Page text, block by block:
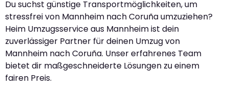
Du suchst günstige Transportmöglichkeiten, um
stressfrei von Mannheim nach Coruña umzuziehen?
Heim Umzugsservice aus Mannheim ist dein
zuverlässiger Partner für deinen Umzug von
Mannheim nach Coruña. Unser erfahrenes Team
bietet dir maßgeschneiderte Lösungen zu einem
fairen Preis.